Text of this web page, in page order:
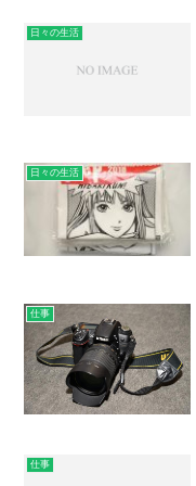
日々の生活
日々の生活
仕事
仕事